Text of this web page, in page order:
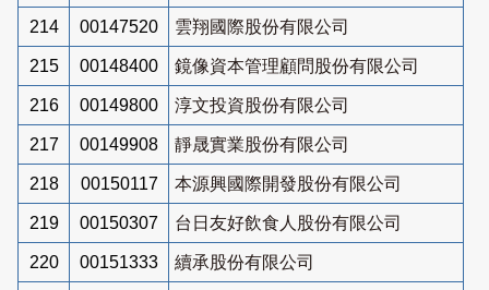
214 00147520 雲翔國際股份有限公司
215 00148400 鏡像資本管理顧問股份有限公司
216 00149800 淳文投資股份有限公司
217 00149908 靜晟實業股份有限公司
218 00150117 本源興國際開發股份有限公司
219 00150307 台日友好飲食人股份有限公司
220 00151333 續承股份有限公司